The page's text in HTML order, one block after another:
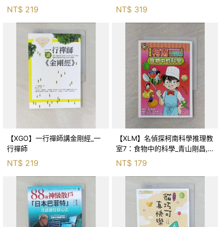
NT$ 219
羅伯特．舒
NT$ 319
【XGO】一行禪師講金剛經_一
行禪師
NT$ 219
【XLM】名偵探柯南科學推理教
室7：食物中的科學_青山剛昌,
NT$ 179